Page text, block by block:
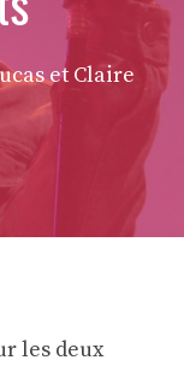
et Claire
les deux